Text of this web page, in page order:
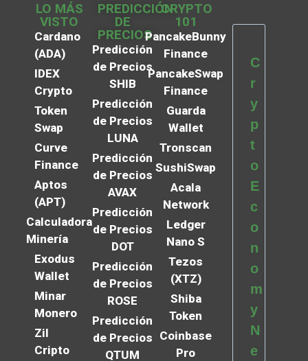
LO MÁS
VISTO
Cardano
(ADA)
IDEX
Crypto
Token
Swap
Curve
Finance
Aptos
(APT)
Calculadora
Minería
Exodus
Wallet
Minar
Monero
Zil
Cripto
PREDICCIÓN
DE
PRECIOS
Predicción
de Precios
SHIB
Predicción
de Precios
LUNA
Predicción
de Precios
AVAX
Predicción
de Precios
DOT
Predicción
de Precios
ROSE
Predicción
de Precios
QTUM
CRYPTO
101
PancakeBunny
Finance
PancakeSwap
Finance
Guarda
Wallet
Tronscan
SushiSwap
Acala
Network
Ledger
Nano S
Tezos
(XTZ)
Shiba
Token
Coinbase
Pro
C
r
y
p
t
o
E
c
o
n
o
m
y
N
e